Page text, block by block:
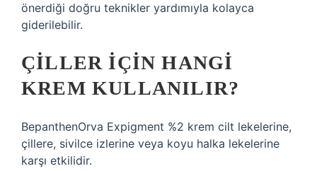
önerdiği doğru teknikler yardımıyla kolayca
giderilebilir.
ÇILLER IÇIN HANGI
KREM KULLANILIR?
BepanthenOrva Expigment %2 krem ​​cilt lekelerine,
çillere, sivilce izlerine veya koyu halka lekelerine
karşı etkilidir.